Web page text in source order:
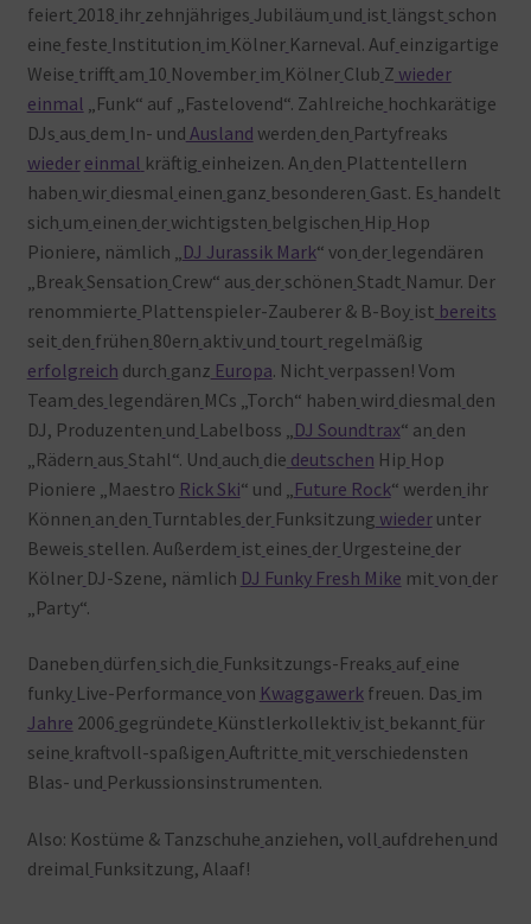
feiert 2018 ihr zehnjähriges Jubiläum und ist längst schon
eine feste Institution im Kölner Karneval. Auf einzigartige
Weise trifft am 10 November im Kölner Club Z wieder
einmal „Funk“ auf „Fastelovend“. Zahlreiche hochkarätige
DJs aus dem In- und Ausland werden den Partyfreaks
wieder einmal kräftig einheizen. An den Plattentellern
haben wir diesmal einen ganz besonderen Gast. Es handelt
sich um einen der wichtigsten belgischen Hip Hop
Pioniere, nämlich „
DJ Jurassik Mark“ von der legendären
„Break Sensation Crew“ aus der schönen Stadt Namur. Der
renommierte Plattenspieler-Zauberer & B-Boy ist bereits
seit den frühen 80ern aktiv und tourt regelmäßig
erfolgreich durch ganz Europa. Nicht verpassen! Vom
Team des legendären MCs „Torch“ haben wird diesmal den
DJ, Produzenten und Labelboss „ DJ Soundtrax“ an den
„Rädern aus Stahl“. Und auch die deutschen Hip Hop
Pioniere „Maestro Rick Ski“ und „ Future Rock“ werden ihr
Können an den Turntables der Funksitzung wiederunter
Beweis stellen. Außerdem ist eines der Urgesteine der
Kölner DJ-Szene, nämlich DJ Funky Fresh Mike mit von der
„Party“.
Daneben dürfen sich die Funksitzungs-Freaks auf eine
funky Live-Performance von Kwaggawerkfreuen. Das im
Jahre 2006 gegründete Künstlerkollektiv ist bekannt für
seine kraftvoll-spaßigen Auftritte mit verschiedensten
Blas- und Perkussionsinstrumenten.
Also: Kostüme & Tanzschuhe anziehen, voll aufdrehen und
dreimal Funksitzung, Alaaf!